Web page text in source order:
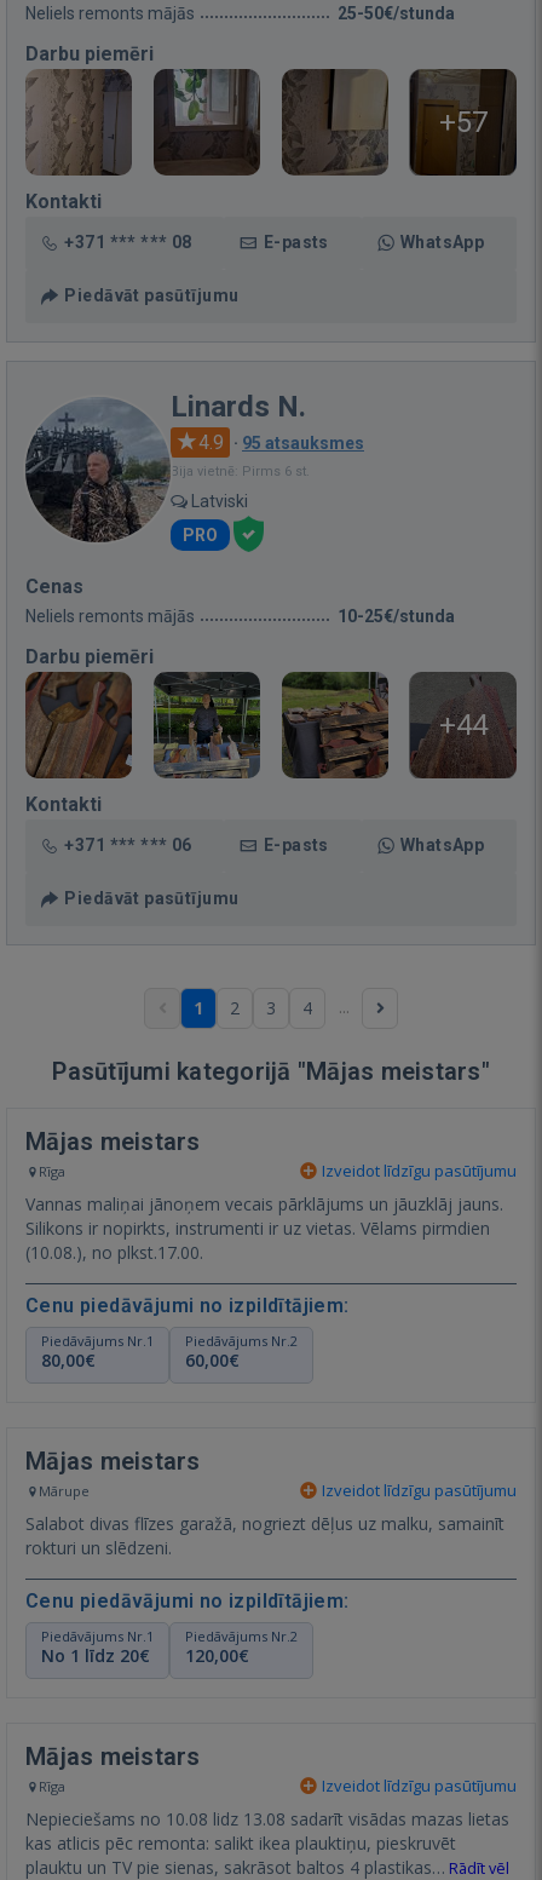
Neliels remonts mājās 25-50€/stunda
Darbu piemēri
+57
Kontakti
+371 *** *** 08 E-pasts WhatsApp
Piedāvāt pasūtījumu
Linards N.
4.9 · 95 atsauksmes
Bija vietnē: Pirms 6 st.
Latviski
PRO
Cenas
Neliels remonts mājās 10-25€/stunda
Darbu piemēri
+44
Kontakti
+371 *** *** 06 E-pasts WhatsApp
Piedāvāt pasūtījumu
1 2 3 4 ...
Pasūtījumi kategorijā "Mājas meistars"
Mājas meistars
Rīga Izveidot līdzīgu pasūtījumu
Vannas maliņai jānoņem vecais pārklājums un jāuzklāj jauns.
Silikons ir nopirkts, instrumenti ir uz vietas. Vēlams pirmdien
(10.08.), no plkst.17.00.
Cenu piedāvājumi no izpildītājiem:
Piedāvājums Nr.1
80,00€
Piedāvājums Nr.2
60,00€
Mājas meistars
Mārupe Izveidot līdzīgu pasūtījumu
Salabot divas flīzes garažā, nogriezt dēļus uz malku, samainīt
rokturi un slēdzeni.
Cenu piedāvājumi no izpildītājiem:
Piedāvājums Nr.1
No 1 līdz 20€
Piedāvājums Nr.2
120,00€
Mājas meistars
Rīga Izveidot līdzīgu pasūtījumu
Nepieciešams no 10.08 lidz 13.08 sadarīt visādas mazas lietas
kas atlicis pēc remonta: salikt ikea plauktiņu, pieskruvēt
plauktu un TV pie sienas, sakrāsot baltos 4 plastikas… Rādīt vēl